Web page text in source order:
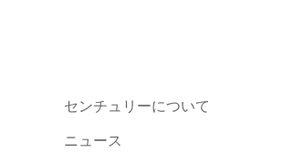
センチュリーについて
ニュース